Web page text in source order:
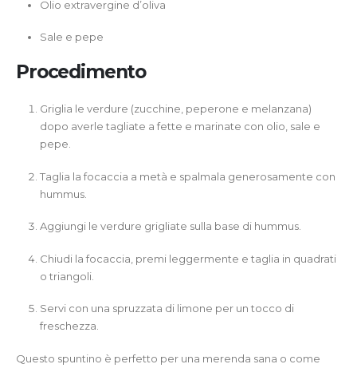
Olio extravergine d’oliva
Sale e pepe
Procedimento
Griglia le verdure (zucchine, peperone e melanzana)
dopo averle tagliate a fette e marinate con olio, sale e
pepe.
Taglia la focaccia a metà e spalmala generosamente con
hummus.
Aggiungi le verdure grigliate sulla base di hummus.
Chiudi la focaccia, premi leggermente e taglia in quadrati
o triangoli.
Servi con una spruzzata di limone per un tocco di
freschezza.
Questo spuntino è perfetto per una merenda sana o come